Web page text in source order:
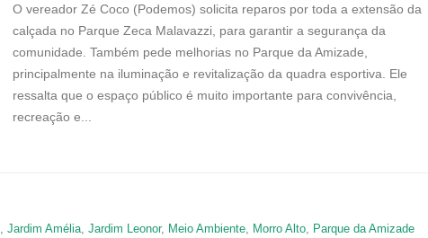
O vereador Zé Coco (Podemos) solicita reparos por toda a extensão da
calçada no Parque Zeca Malavazzi, para garantir a segurança da
comunidade. Também pede melhorias no Parque da Amizade,
principalmente na iluminação e revitalização da quadra esportiva. Ele
ressalta que o espaço público é muito importante para convivência,
recreação e...
, Jardim Amélia, Jardim Leonor, Meio Ambiente, Morro Alto, Parque da Amizade